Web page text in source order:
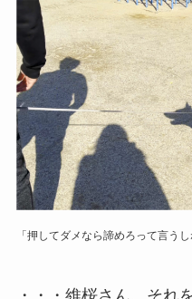
「押してダメなら諦めろって言うし
・・・維桜さん、それ